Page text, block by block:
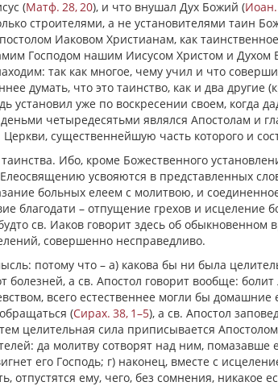
(Матф. 28, 20), и что внушал Дух Божий (Иоан.
строителями, а не установителями таин
Иаковом Христианам, как
Господом нашим Иисусом Христом и Духом
так как многое, чему учил и что
думать, что это таинство, как и два
установил уже по воскресении своем, когда
четыредесятьми являлся Апостолам и
существеннейшую часть которого и
Ибо, кроме Божественного
Елеосвящению усвояются в представленных
больных елеем с молитвою, и
благодати – отпущение грехов и исцеление
св. Иаков говорит здесь об обыкновенном
совершенно несправедливо.
потому что – а) какова бы ни была
болезней, а св. Апостол говорит вообще:
всего естественнее могли бы домашние
(Сирах. 38, 1–5), а св. Апостол
целительная сила приписывается
да молитву сотворят над ним, помазавше
его Господь; г) наконец, вместе с
отпустятся ему, чего, без сомнения, никакое